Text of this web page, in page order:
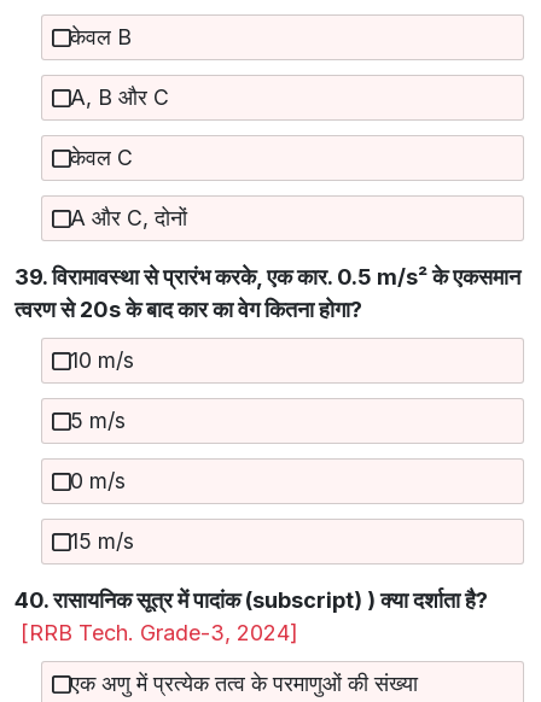
केवल B
A, B और C
केवल C
A और C, दोनों
39. विरामावस्था से प्रारंभ करके, एक कार. 0.5 m/s² के एकसमान
त्वरण से 20s के बाद कार का वेग कितना होगा?
10 m/s
5 m/s
0 m/s
15 m/s
40. रासायनिक सूत्र में पादांक (subscript) ) क्या दर्शाता है?
[RRB Tech. Grade-3, 2024]
एक अणु में प्रत्येक तत्व के परमाणुओं की संख्या